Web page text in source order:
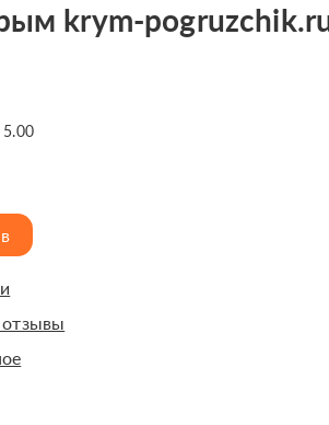
krym-
5.00